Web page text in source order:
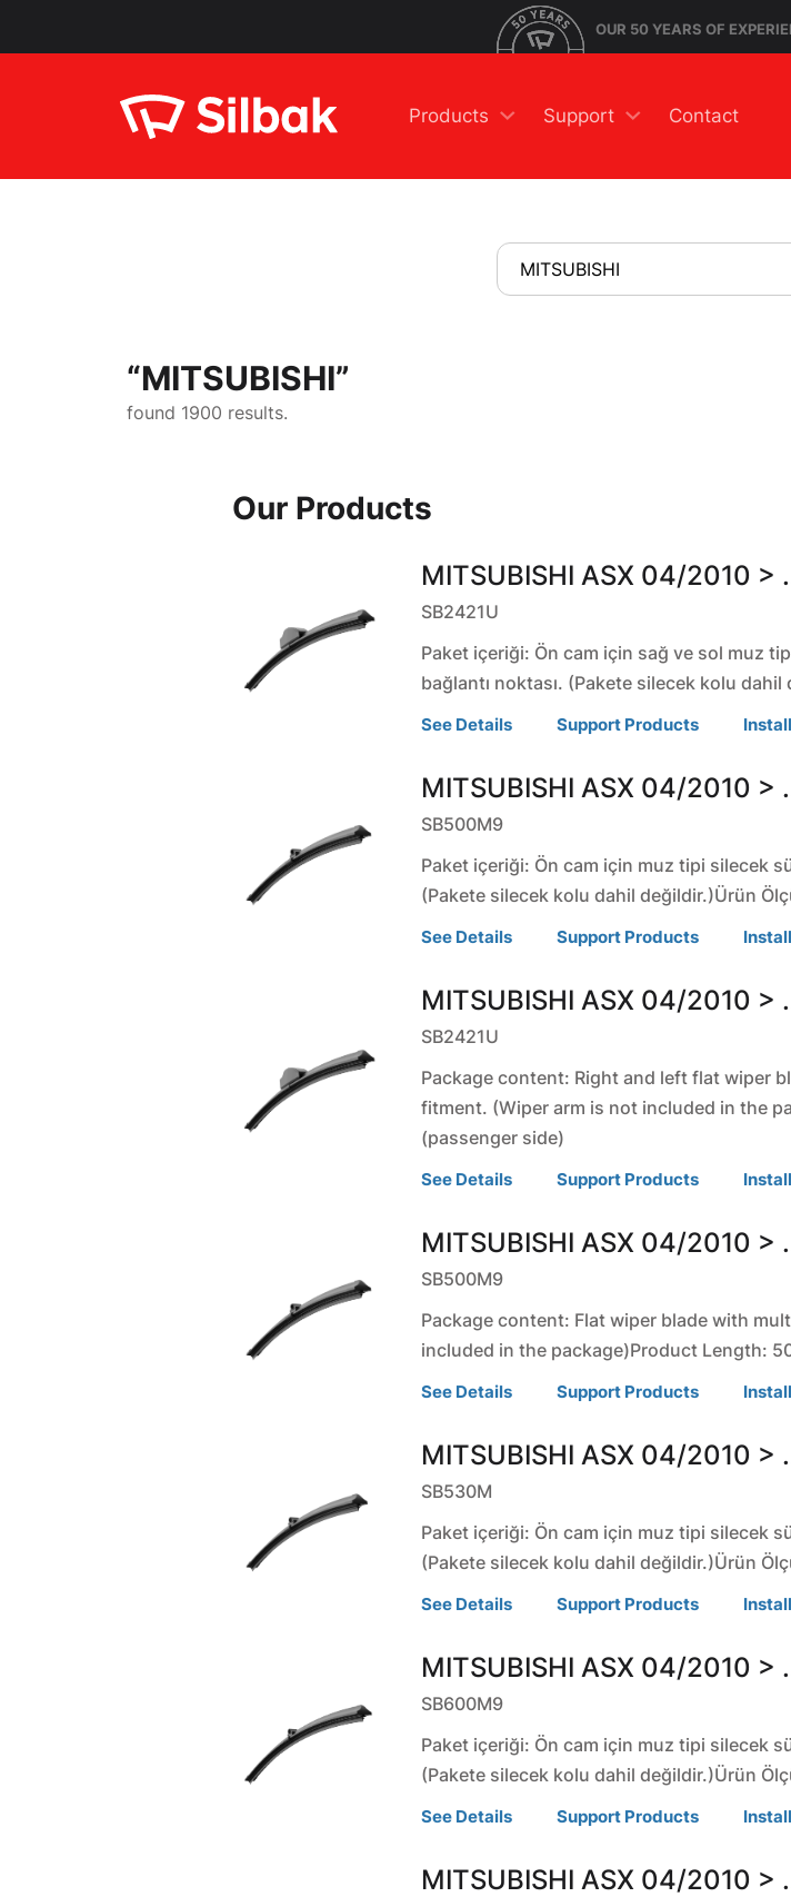
OUR 50 YEARS OF
Products Support Contact
“MITSUBISHI”
found 1900 results.
Our Products
MITSUBISHI ASX 04/2010 >
SB2421U
Paket içeriği: Ön cam için sağ ve sol muz
bağlantı noktası. (Pakete silecek kolu
See Details Support Products
MITSUBISHI ASX 04/2010 >
SB500M9
Paket içeriği: Ön cam için muz tipi silecek
(Pakete silecek kolu dahil değildir.)Ürün
See Details Support Products
MITSUBISHI ASX 04/2010 >
SB2421U
Package content: Right and left flat wiper
fitment. (Wiper arm is not included in the
(passenger side)
See Details Support Products
MITSUBISHI ASX 04/2010 >
SB500M9
Package content: Flat wiper blade with
included in the package)Product Length:
See Details Support Products
MITSUBISHI ASX 04/2010 >
SB530M
Paket içeriği: Ön cam için muz tipi silecek
(Pakete silecek kolu dahil değildir.)Ürün
See Details Support Products
MITSUBISHI ASX 04/2010 >
SB600M9
Paket içeriği: Ön cam için muz tipi silecek
(Pakete silecek kolu dahil değildir.)Ürün
See Details Support Products
MITSUBISHI ASX 04/2010 >